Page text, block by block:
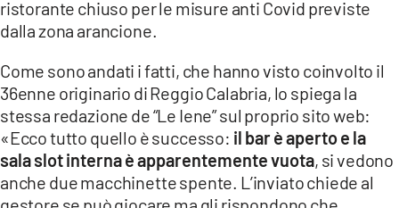
ILREGGINO.IT
ILVIBONESE.IT
CATANZAROCHANNEL.IT
LACAPITALENEWS.IT
ristorante chiuso per le misure anti Covid previste
dalla zona arancione.
Come sono andati i fatti, che hanno visto coinvolto il
36enne originario di Reggio Calabria, lo spiega la
stessa redazione de “Le Iene” sul proprio sito web:
«Ecco tutto quello è successo: il bar è aperto e la
sala slot interna è apparentemente vuota, si vedono
anche due macchinette spente. L’inviato chiede al